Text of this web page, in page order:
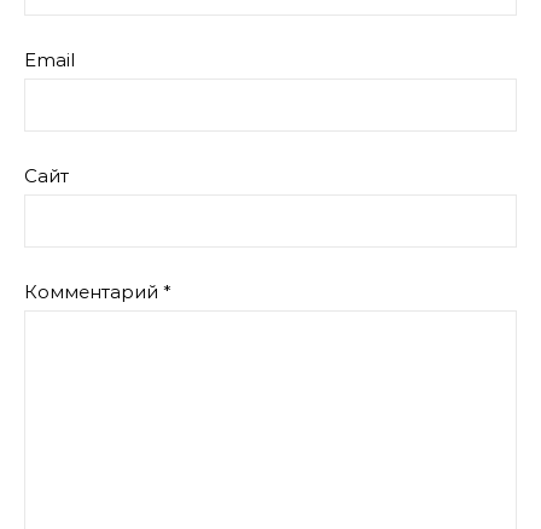
Email
Сайт
Комментарий *